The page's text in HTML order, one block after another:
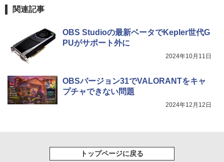
関連記事
OBS Studioの最新ベータでKepler世代G
PUがサポート外に
2024年10月11日
OBSバージョン31でVALORANTをキャ
プチャできない問題
2024年12月12日
トップページに戻る